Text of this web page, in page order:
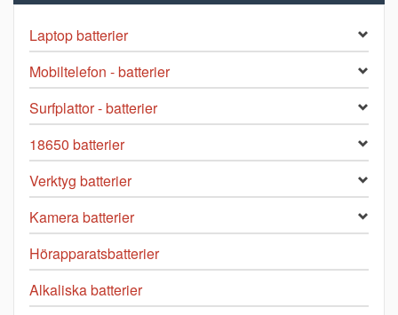
Laptop batterier
Mobiltelefon - batterier
Surfplattor - batterier
18650 batterier
Verktyg batterier
Kamera batterier
Hörapparatsbatterier
Alkaliska batterier